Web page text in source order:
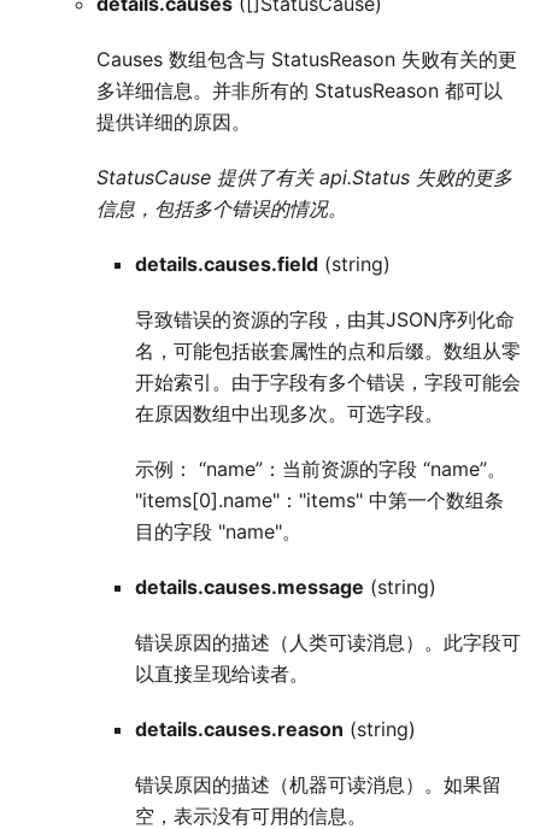
Causes 数组包含与 StatusReason 失败有关的更
多详细信息。并非所有的 StatusReason 都可以
提供详细的原因。
StatusCause 提供了有关 api.Status 失败的更多
信息，包括多个错误的情况。
details.causes.field (string)
导致错误的资源的字段，由其JSON序列化命
名，可能包括嵌套属性的点和后缀。数组从零
开始索引。由于字段有多个错误，字段可能会
在原因数组中出现多次。可选字段。
示例： “name”：当前资源的字段 “name”。
"items[0].name"："items" 中第一个数组条
目的字段 "name"。
details.causes.message (string)
错误原因的描述（人类可读消息）。此字段可
以直接呈现给读者。
details.causes.reason (string)
错误原因的描述（机器可读消息）。如果留
空，表示没有可用的信息。